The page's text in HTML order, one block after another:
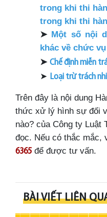
trong khi thi
trong khi thi
➤ Một số nội
khác về chức
➤ Chế định miễn
➤ Loại trừ trách
Trên đây là nội dung
thức xử lý hình sự đối
nào? của Công ty Luật
đọc. Nếu có thắc mắc,
6365 để được tư vấn.
BÀI VIẾT LIÊN